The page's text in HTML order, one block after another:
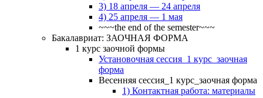
3) 18 апреля — 24 апреля
4) 25 апреля — 1 мая
~~~the end of the semester~~~
Бакалавриат: ЗАОЧНАЯ ФОРМА
1 курс заочной формы
Установочная сессия_1 курс_заочная
форма
Весенняя сессия_1 курс_заочная форма
1) Контактная работа: материалы